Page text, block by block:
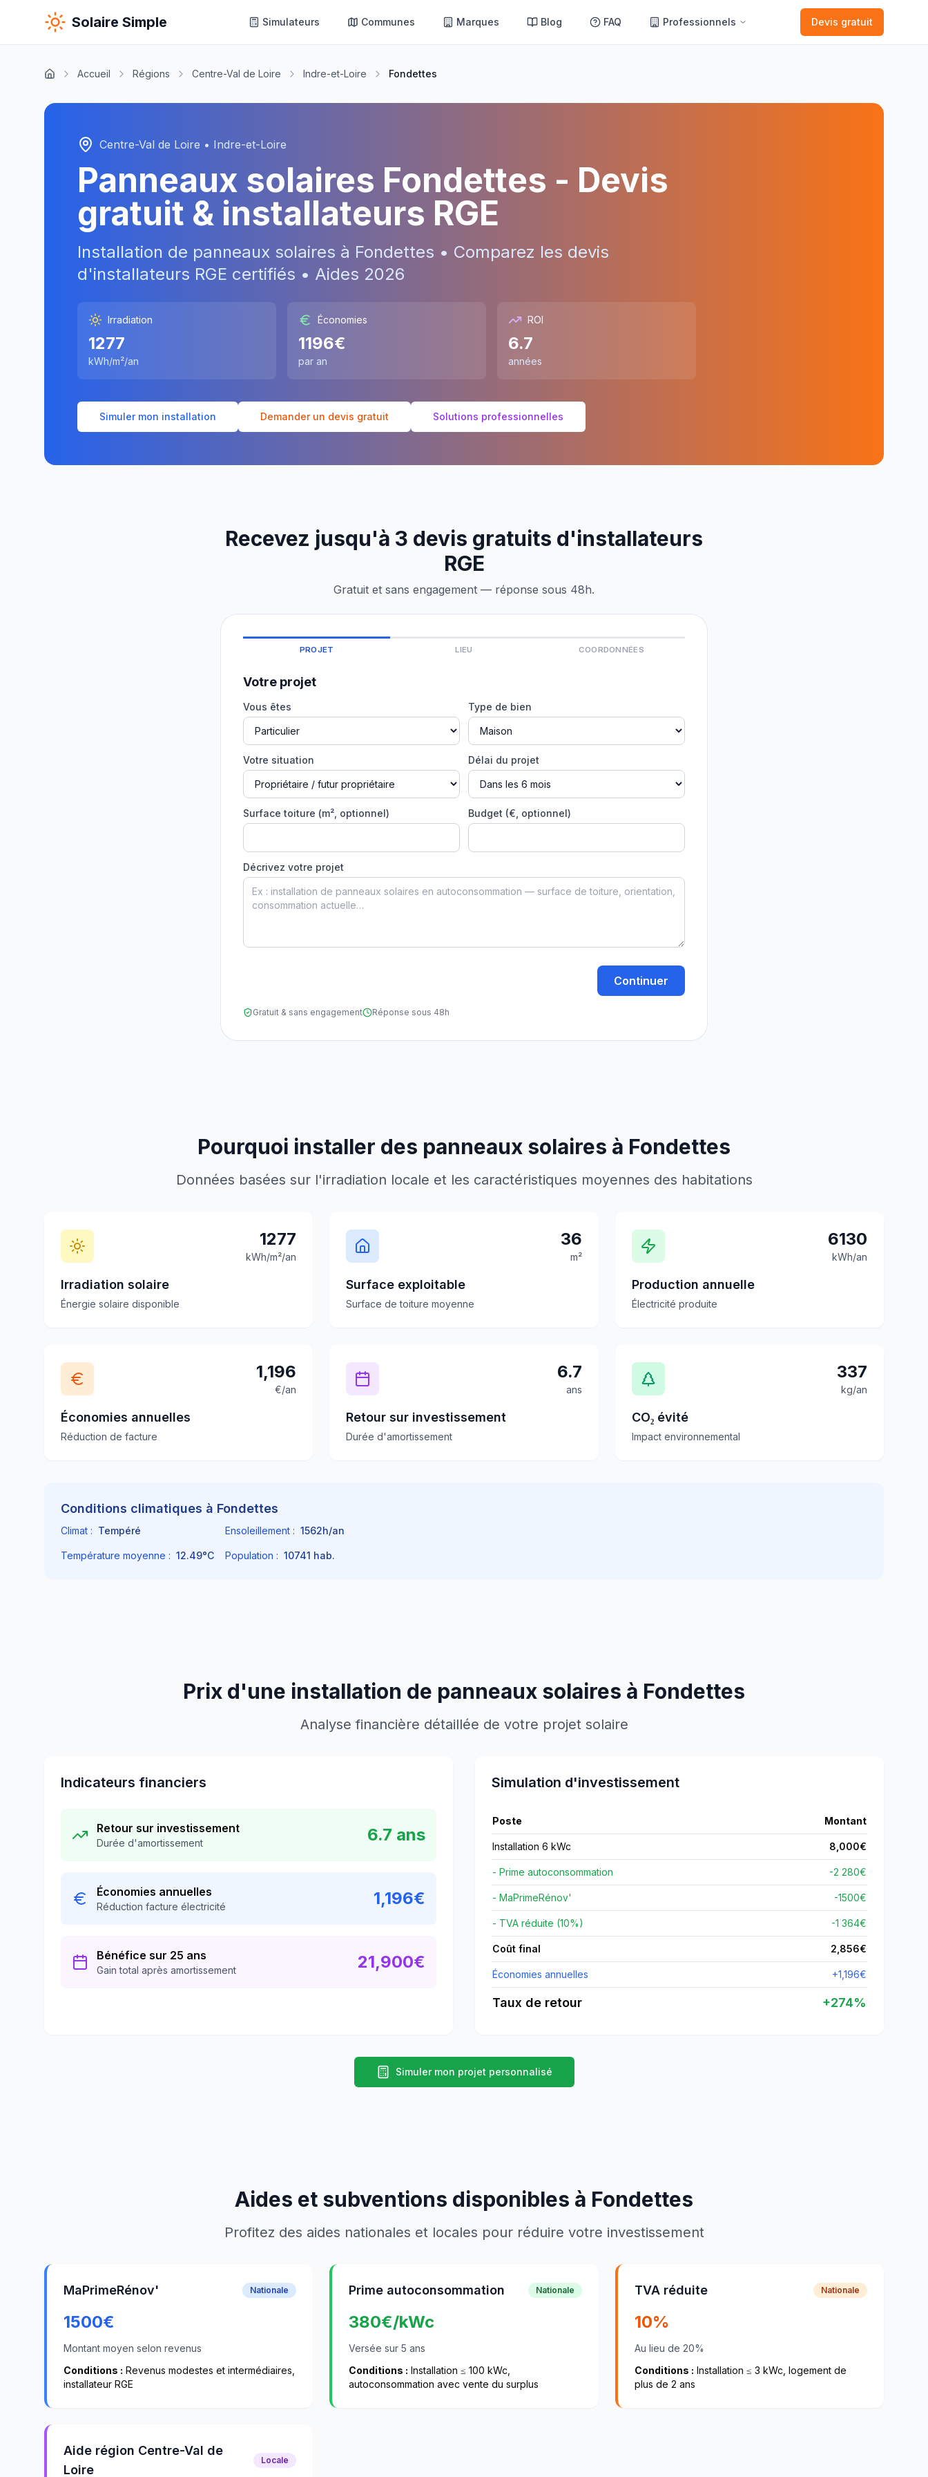
Solaire Simple Simulateurs Communes Marques Blog FAQ Professionnels Devis gratuit
Accueil Régions Centre-Val de Loire Indre-et-Loire Fondettes
Centre-Val de Loire • Indre-et-Loire
Panneaux solaires Fondettes - Devis
gratuit & installateurs RGE
Installation de panneaux solaires à Fondettes • Comparez les devis
d'installateurs RGE certifiés • Aides 2026
Irradiation
1277
kWh/m²/an
Économies
1196€
par an
ROI
6.7
années
Simuler mon installation Demander un devis gratuit Solutions professionnelles
Recevez jusqu'à 3 devis gratuits d'installateurs
RGE
Gratuit et sans engagement — réponse sous 48h.
PROJET LIEU COORDONNÉES
Votre projet
Vous êtes Type de bien
Votre situation Délai du projet
Surface toiture (m², optionnel) Budget (€, optionnel)
Décrivez votre projet
Continuer
Gratuit & sans engagement Réponse sous 48h
Pourquoi installer des panneaux solaires à Fondettes
Données basées sur l'irradiation locale et les caractéristiques moyennes des habitations
1277
kWh/m²/an
Irradiation solaire
Énergie solaire disponible
36
m²
Surface exploitable
Surface de toiture moyenne
6130
kWh/an
Production annuelle
Électricité produite
1,196
€/an
Économies annuelles
Réduction de facture
6.7
ans
Retour sur investissement
Durée d'amortissement
337
kg/an
CO₂ évité
Impact environnemental
Conditions climatiques à Fondettes
Climat : Tempéré Ensoleillement : 1562h/an
Température moyenne : 12.49°C Population : 10741 hab.
Prix d'une installation de panneaux solaires à Fondettes
Analyse financière détaillée de votre projet solaire
Indicateurs financiers
Retour sur investissement
Durée d'amortissement 6.7 ans
Économies annuelles
Réduction facture électricité 1,196€
Bénéfice sur 25 ans
Gain total après amortissement 21,900€
Simulation d'investissement
Poste Montant
Installation 6 kWc 8,000€
- Prime autoconsommation -2 280€
- MaPrimeRénov' -1500€
- TVA réduite (10%) -1 364€
Coût final 2,856€
Économies annuelles +1,196€
Taux de retour +274%
Simuler mon projet personnalisé
Aides et subventions disponibles à Fondettes
Profitez des aides nationales et locales pour réduire votre investissement
MaPrimeRénov' Nationale
1500€
Montant moyen selon revenus
Conditions : Revenus modestes et intermédiaires,
installateur RGE
Prime autoconsommation Nationale
380€/kWc
Versée sur 5 ans
Conditions : Installation ≤ 100 kWc,
autoconsommation avec vente du surplus
TVA réduite Nationale
10%
Au lieu de 20%
Conditions : Installation ≤ 3 kWc, logement de
plus de 2 ans
Aide région Centre-Val de
Loire
Locale